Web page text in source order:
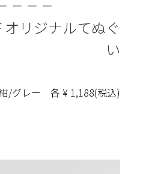
オリジナルてぬぐ
い
/グレー 各 ¥ 1,188(税込)